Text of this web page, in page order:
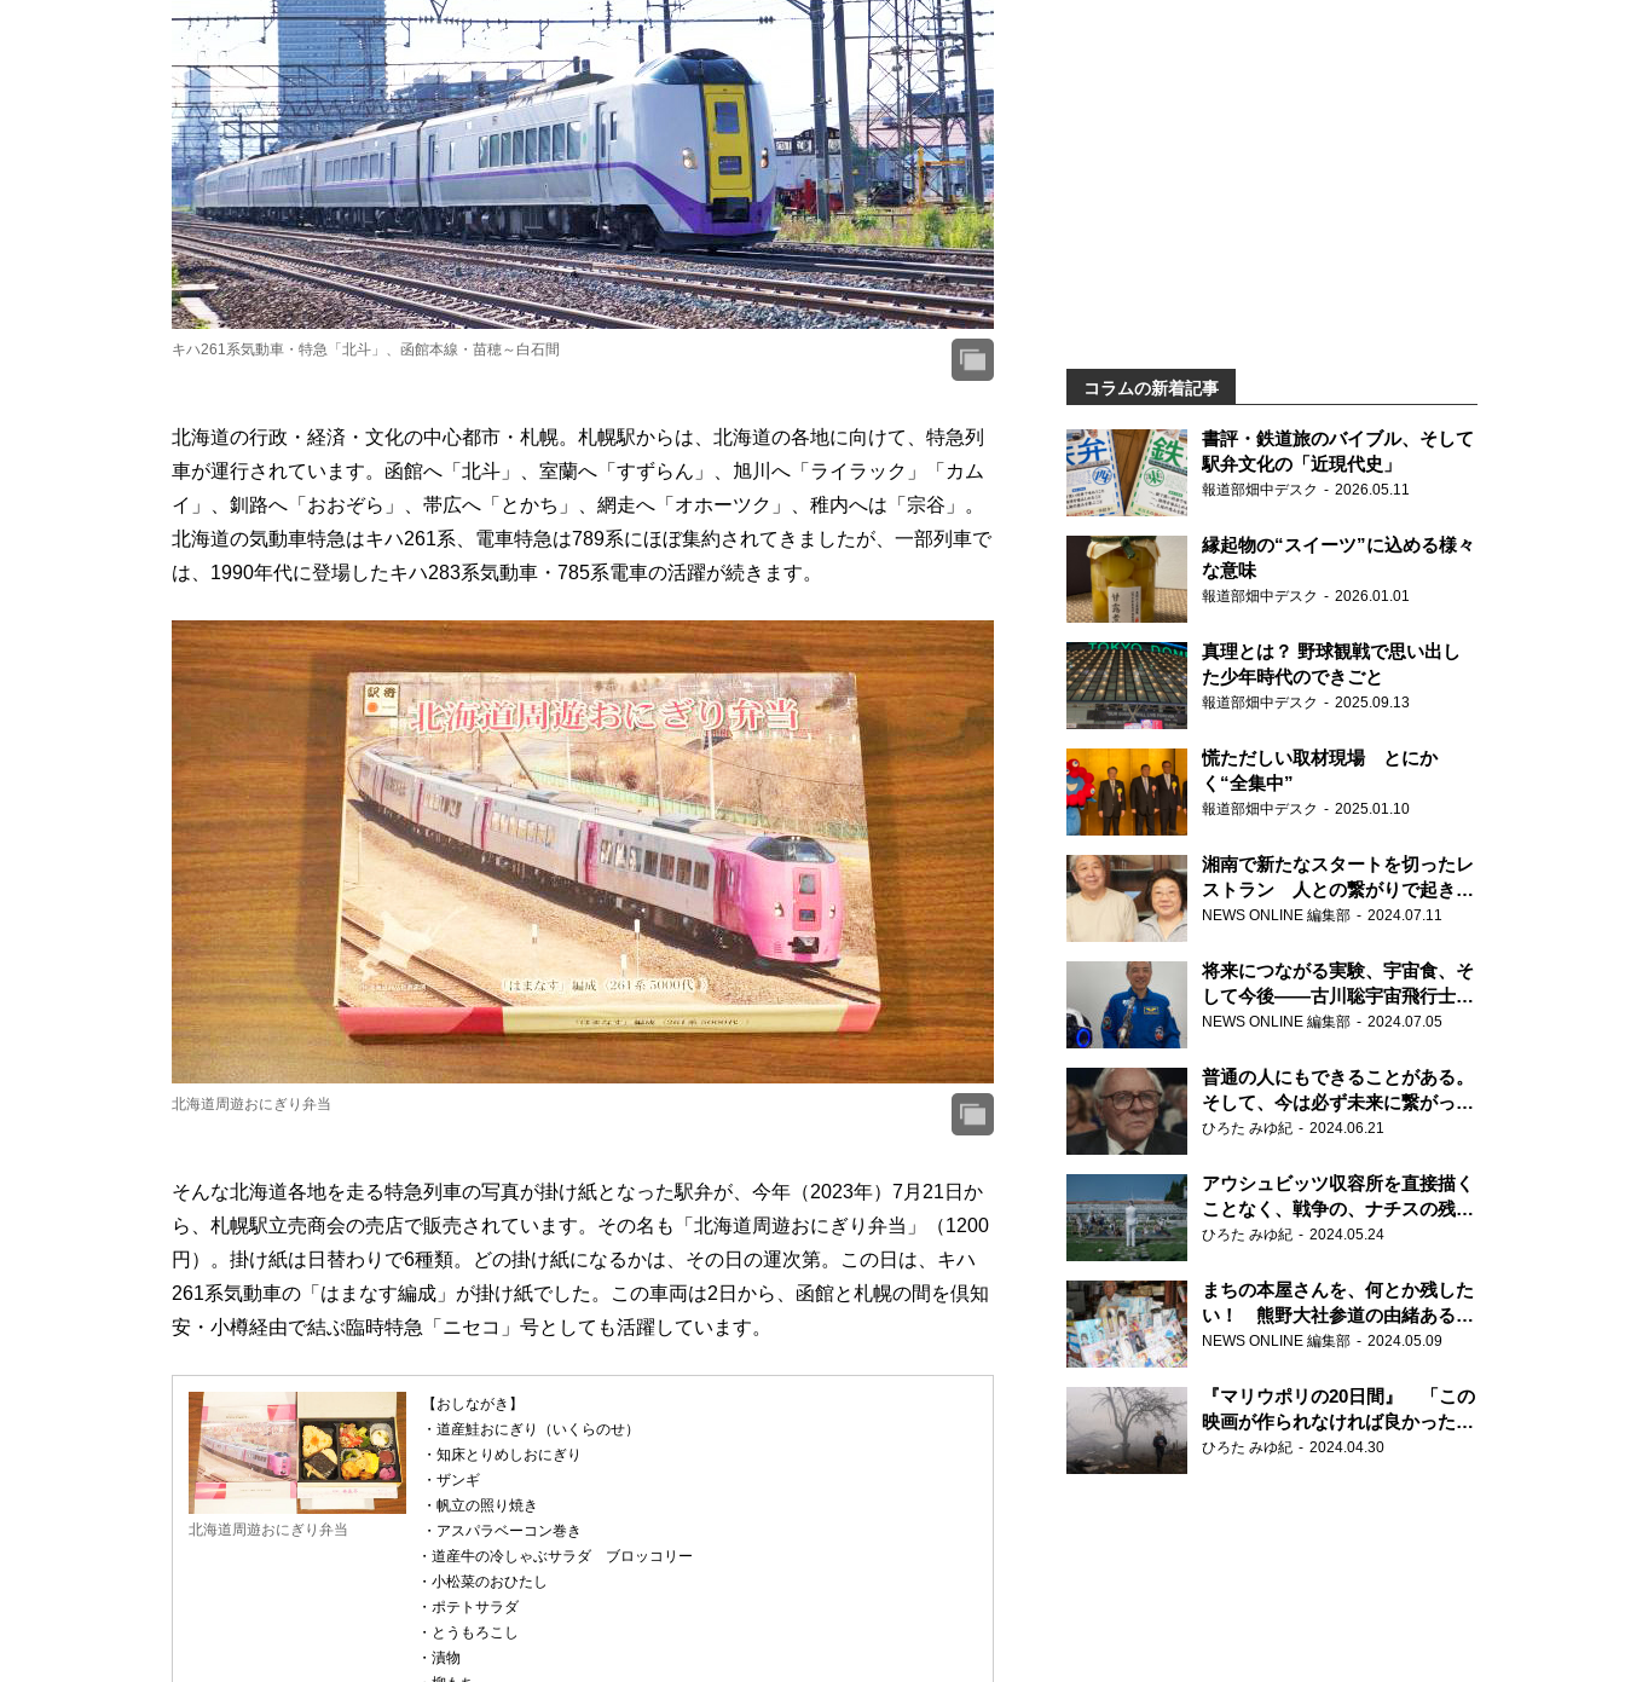
キハ261系気動車・特急「北斗」、函館本線・苗穂～白石間
北海道の行政・経済・文化の中心都市・札幌。札幌駅からは、北海道の各地に向けて、特急列
車が運行されています。函館へ「北斗」、室蘭へ「すずらん」、旭川へ「ライラック」「カム
イ」、釧路へ「おおぞら」、帯広へ「とかち」、網走へ「オホーツク」、稚内へは「宗谷」。
北海道の気動車特急はキハ261系、電車特急は789系にほぼ集約されてきましたが、一部列車で
は、1990年代に登場したキハ283系気動車・785系電車の活躍が続きます。
北海道周遊おにぎり弁当
そんな北海道各地を走る特急列車の写真が掛け紙となった駅弁が、今年（2023年）7月21日か
ら、札幌駅立売商会の売店で販売されています。その名も「北海道周遊おにぎり弁当」（1200
円）。掛け紙は日替わりで6種類。どの掛け紙になるかは、その日の運次第。この日は、キハ
261系気動車の「はまなす編成」が掛け紙でした。この車両は2日から、函館と札幌の間を倶知
安・小樽経由で結ぶ臨時特急「ニセコ」号としても活躍しています。
北海道周遊おにぎり弁当
【おしながき】
・道産鮭おにぎり（いくらのせ）
・知床とりめしおにぎり
・ザンギ
・帆立の照り焼き
・アスパラベーコン巻き
・道産牛の冷しゃぶサラダ ブロッコリー
・小松菜のおひたし
・ポテトサラダ
・とうもろこし
・漬物
コラムの新着記事
書評・鉄道旅のバイブル、そして
駅弁文化の「近現代史」
報道部畑中デスク 2026.05.11
縁起物の“スイーツ”に込める様々
な意味
報道部畑中デスク 2026.01.01
真理とは？ 野球観戦で思い出し
た少年時代のできごと
報道部畑中デスク 2025.09.13
慌ただしい取材現場 とにか
く“全集中”
報道部畑中デスク 2025.01.10
湘南で新たなスタートを切ったレ
ストラン 人との繋がりで起きた
奇跡
NEWS ONLINE 編集部 2024.07.11
将来につながる実験、宇宙食、そ
して今後――古川聡宇宙飛行士単
独インタビュー
NEWS ONLINE 編集部 2024.07.05
普通の人にもできることがある。
そして、今は必ず未来に繋がって
いく……『ONE LIFE 奇跡が繋い
ひろた みゆ紀 2024.06.21
アウシュビッツ収容所を直接描く
ことなく、戦争の、ナチスの残虐
さが見える映画 『関心領域』
ひろた みゆ紀 2024.05.24
まちの本屋さんを、何とか残した
い！ 熊野大社参道の由緒ある書
店・三代目の強い思い
NEWS ONLINE 編集部 2024.05.09
『マリウポリの20日間』 「この
映画が作られなければ良かった」
と語る監督
ひろた みゆ紀 2024.04.30